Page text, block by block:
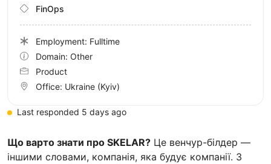
Що варто знати про SKELAR? Це венчур-білдер —
іншими словами, компанія, яка будує компанії. З
FinOps
Employment: Fulltime
Domain: Other
Product
Office: Ukraine (Kyiv)
Last responded 5 days ago